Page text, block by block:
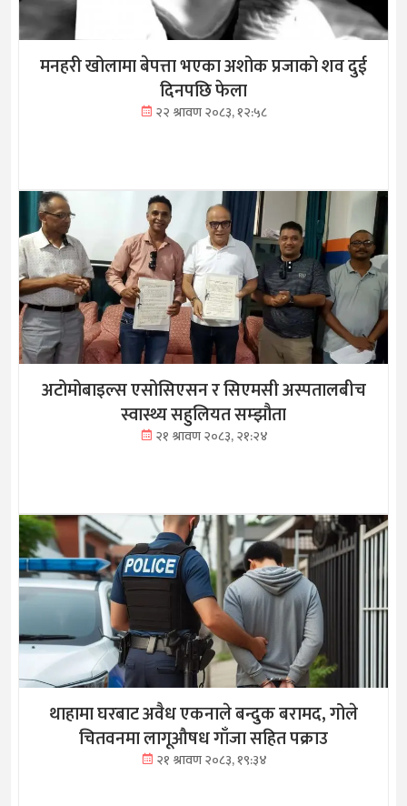
मनहरी खोलामा बेपत्ता भएका अशोक प्रजाको शव दुई
दिनपछि फेला
२२ श्रावण २०८३, १२:५८
अटोमोबाइल्स एसोसिएसन र सिएमसी अस्पतालबीच
स्वास्थ्य सहुलियत सम्झौता
२१ श्रावण २०८३, २१:२४
थाहामा घरबाट अवैध एकनाले बन्दुक बरामद, गोले
चितवनमा लागूऔषध गाँजा सहित पक्राउ
२१ श्रावण २०८३, १९:३४